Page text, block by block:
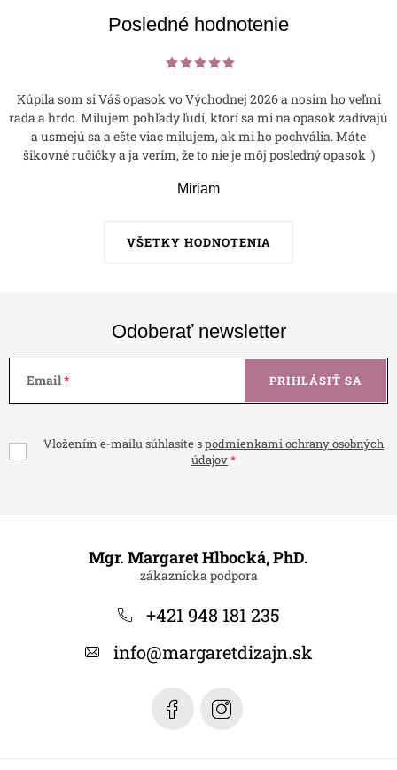
Posledné hodnotenie
VŠETKY HODNOTENIA
Kúpila som si Váš opasok vo Východnej 2026 a nosím ho veľmi
rada a hrdo. Milujem pohľady ľudí, ktorí sa mi na opasok zadívajú
a usmejú sa a ešte viac milujem, ak mi ho pochvália. Máte
šikovné ručičky a ja verím, že to nie je môj posledný opasok :)
Miriam
Odoberať newsletter
Email
Vložením e-mailu súhlasíte spodmienkami ochrany osobných
údajov
PRIHLÁSIŤ SA
Mgr. Margaret Hlbocká, PhD.
+421 948 181 235
info@margaretdizajn.sk